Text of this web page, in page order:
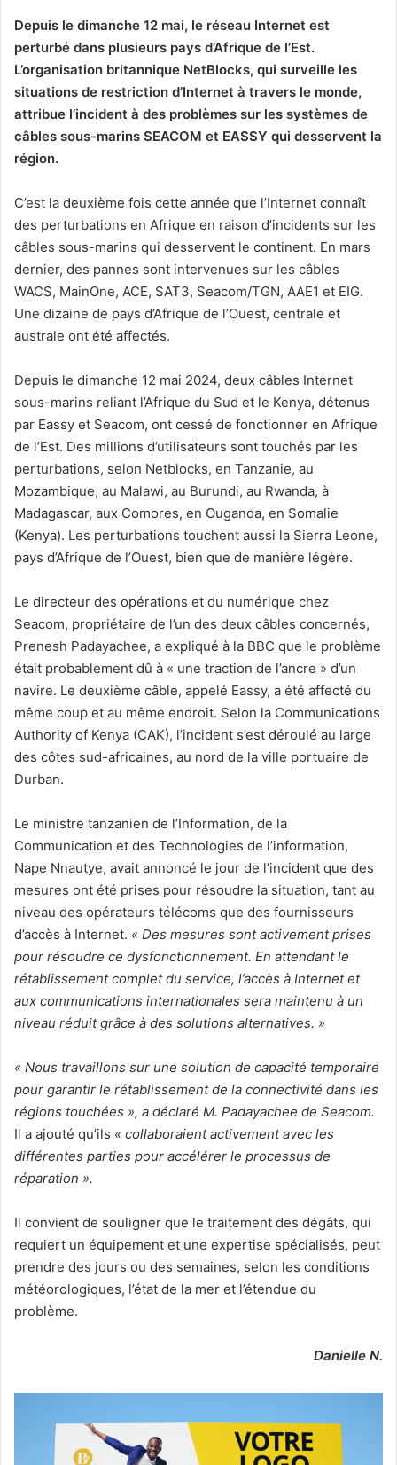
Depuis le dimanche 12 mai, le réseau Internet est
perturbé dans plusieurs pays d’Afrique de l’Est.
L’organisation britannique NetBlocks, qui surveille les
situations de restriction d’Internet à travers le monde,
attribue l’incident à des problèmes sur les systèmes de
câbles sous-marins SEACOM et EASSY qui desservent la
région.
C’est la deuxième fois cette année que l’Internet connaît
des perturbations en Afrique en raison d’incidents sur les
câbles sous-marins qui desservent le continent. En mars
dernier, des pannes sont intervenues sur les câbles
WACS, MainOne, ACE, SAT3, Seacom/TGN, AAE1 et EIG.
Une dizaine de pays d’Afrique de l’Ouest, centrale et
australe ont été affectés.
Depuis le dimanche 12 mai 2024, deux câbles Internet
sous-marins reliant l’Afrique du Sud et le Kenya, détenus
par Eassy et Seacom, ont cessé de fonctionner en Afrique
de l’Est. Des millions d’utilisateurs sont touchés par les
perturbations, selon Netblocks, en Tanzanie, au
Mozambique, au Malawi, au Burundi, au Rwanda, à
Madagascar, aux Comores, en Ouganda, en Somalie
(Kenya). Les perturbations touchent aussi la Sierra Leone,
pays d’Afrique de l’Ouest, bien que de manière légère.
Le directeur des opérations et du numérique chez
Seacom, propriétaire de l’un des deux câbles concernés,
Prenesh Padayachee, a expliqué à la BBC que le problème
était probablement dû à « une traction de l’ancre » d’un
navire. Le deuxième câble, appelé Eassy, a été affecté du
même coup et au même endroit. Selon la Communications
Authority of Kenya (CAK), l’incident s’est déroulé au large
des côtes sud-africaines, au nord de la ville portuaire de
Durban.
Le ministre tanzanien de l’Information, de la
Communication et des Technologies de l’information,
Nape Nnautye, avait annoncé le jour de l’incident que des
mesures ont été prises pour résoudre la situation, tant au
niveau des opérateurs télécoms que des fournisseurs
d’accès à Internet. « Des mesures sont activement prises
pour résoudre ce dysfonctionnement. En attendant le
rétablissement complet du service, l’accès à Internet et
aux communications internationales sera maintenu à un
niveau réduit grâce à des solutions alternatives. »
« Nous travaillons sur une solution de capacité temporaire
pour garantir le rétablissement de la connectivité dans les
régions touchées », a déclaré M. Padayachee de Seacom.
Il a ajouté qu’ils « collaboraient activement avec les
différentes parties pour accélérer le processus de
réparation ».
Il convient de souligner que le traitement des dégâts, qui
requiert un équipement et une expertise spécialisés, peut
prendre des jours ou des semaines, selon les conditions
météorologiques, l’état de la mer et l’étendue du
problème.
Danielle N.